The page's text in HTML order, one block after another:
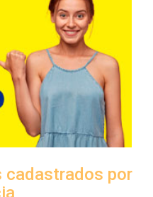
cadastrados por